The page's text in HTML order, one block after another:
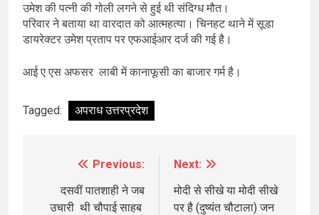
उमेश की पत्नी की गोली लगने से हुई थी संदिग्ध मौत।
परिवार ने बताया था वारदात को आत्महत्या। चिनहट थाने में सूडा
डायरेक्टर उमेश प्रताप पर एफआईआर दर्ज की गई है।
आई ए एस अफसर लाबी में कानाफूसी का बाजार गर्म है।
Tagged: अपराध उत्तरप्रदेश
navigation
Previous:
दसवीं पातशाही ने जब
उचारी थी चौपाई साहब
Next:
मोदी से सीखे या मोदी सीखे
पर है (दुष्यंत चौटाला) जन